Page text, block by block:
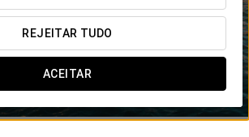
REJEITAR TUDO
ACEITAR